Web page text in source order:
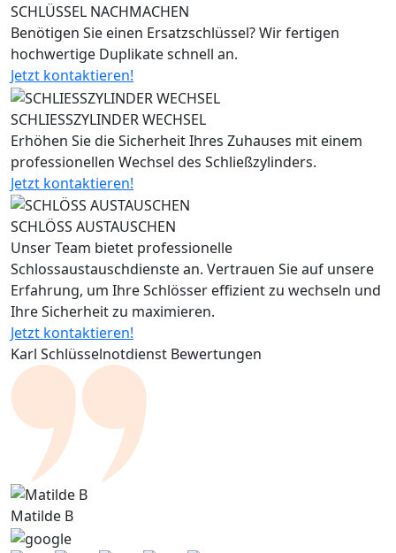
SCHLÜSSEL NACHMACHEN
Benötigen Sie einen Ersatzschlüssel? Wir fertigen
hochwertige Duplikate schnell an.
Jetzt kontaktieren!
SCHLIESSZYLINDER WECHSEL
Erhöhen Sie die Sicherheit Ihres Zuhauses mit einem
professionellen Wechsel des Schließzylinders.
Jetzt kontaktieren!
SCHLÖSS AUSTAUSCHEN
Unser Team bietet professionelle
Schlossaustauschdienste an. Vertrauen Sie auf unsere
Erfahrung, um Ihre Schlösser effizient zu wechseln und
Ihre Sicherheit zu maximieren.
Jetzt kontaktieren!
Karl Schlüsselnotdienst Bewertungen
Matilde B